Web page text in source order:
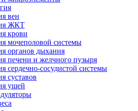
вен
ЖКТ
крови
мочеполовой системы
органов дыхания
печени и желчного пузыря
сердечно-сосудистой системы
суставов
ушей